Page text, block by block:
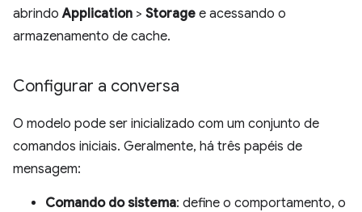
abrindoApplication > Storage e acessando o
armazenamento de cache.
Configurar a conversa
O modelo pode ser inicializado com um conjunto de
comandos iniciais. Geralmente, há três papéis de
mensagem:
Comando do sistema: define o comportamento, o